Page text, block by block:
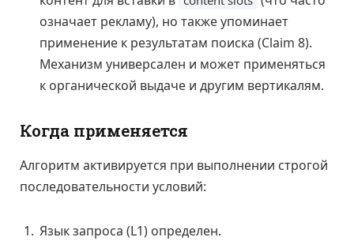
означает рекламу), но также упоминает
применение к результатам поиска (Claim 8).
Механизм универсален и может применяться
к органической выдаче и другим вертикалям.
Когда применяется
Алгоритм активируется при выполнении строгой
последовательности условий:
Язык запроса (L1) определен.